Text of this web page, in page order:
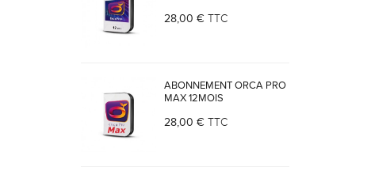
28,00 € TTC
ABONNEMENT ORCA PRO
MAX 12MOIS
28,00 € TTC